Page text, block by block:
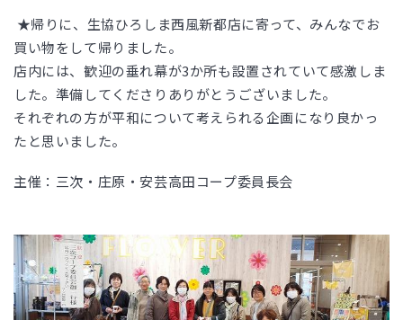
★帰りに、生協ひろしま西風新都店に寄って、みんなでお
買い物をして帰りました。
店内には、歓迎の垂れ幕が3か所も設置されていて感激しま
した。準備してくださりありがとうございました。
それぞれの方が平和について考えられる企画になり良かっ
たと思いました。
主催：三次・庄原・安芸高田コープ委員長会